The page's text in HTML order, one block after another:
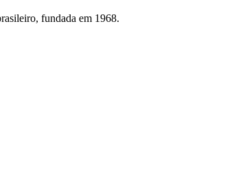
fundada em 1968.